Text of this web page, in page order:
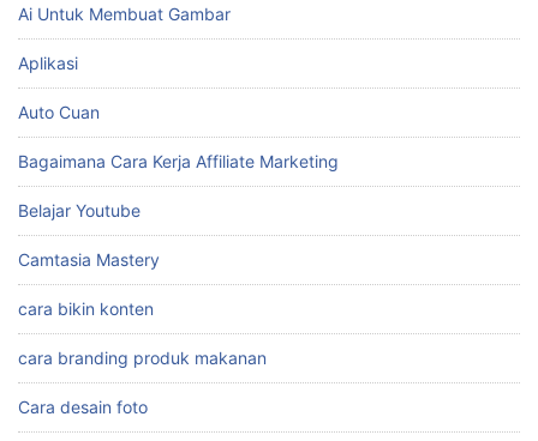
Ai Untuk Membuat Gambar
Aplikasi
Auto Cuan
Bagaimana Cara Kerja Affiliate Marketing
Belajar Youtube
Camtasia Mastery
cara bikin konten
cara branding produk makanan
Cara desain foto